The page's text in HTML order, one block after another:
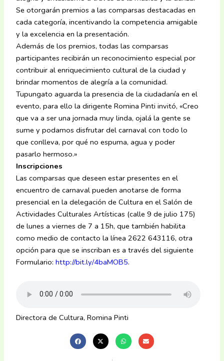
Se otorgarán premios a las comparsas destacadas en
cada categoría, incentivando la competencia amigable
y la excelencia en la presentación.
Además de los premios, todas las comparsas
participantes recibirán un reconocimiento especial por
contribuir al enriquecimiento cultural de la ciudad y
brindar momentos de alegría a la comunidad.
Tupungato aguarda la presencia de la ciudadanía en el
evento, para ello la dirigente Romina Pinti invitó, «Creo
que va a ser una jornada muy linda, ojalá la gente se
sume y podamos disfrutar del carnaval con todo lo
que conlleva, por qué no espuma, agua y poder
pasarlo hermoso.»
Inscripciones
Las comparsas que deseen estar presentes en el
encuentro de carnaval pueden anotarse de forma
presencial en la delegación de Cultura en el Salón de
Actividades Culturales Artísticas (calle 9 de julio 175)
de lunes a viernes de 7 a 15h, que también habilita
como medio de contacto la línea 2622 643116, otra
opción para que se inscriban es a través del siguiente
Formulario:http://bit.ly/4baMOB5.
Directora de Cultura, Romina Pinti